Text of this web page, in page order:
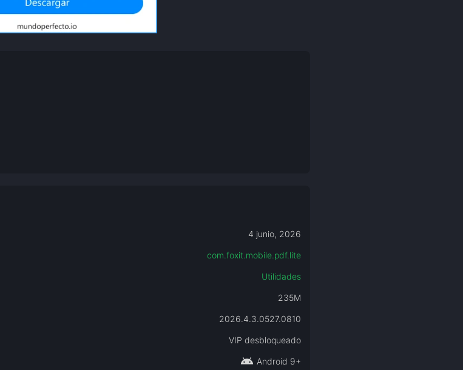
4 junio, 2026
com.foxit.mobile.pdf.lite
Utilidades
235M
2026.4.3.0527.0810
VIP desbloqueado
android Android 9+